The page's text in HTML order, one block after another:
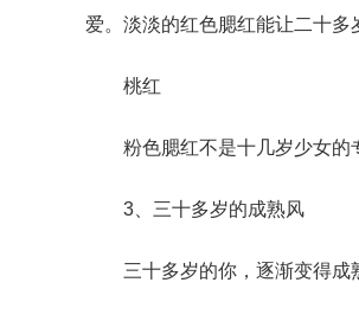
爱。淡淡的红色腮红能让二十多
桃红
粉色腮红不是十几岁少女的
3、三十多岁的成熟风
三十多岁的你，逐渐变得成